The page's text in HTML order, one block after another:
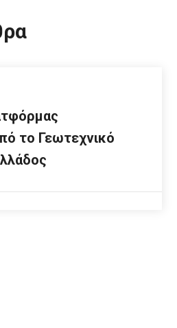
το Γεωτεχνικό